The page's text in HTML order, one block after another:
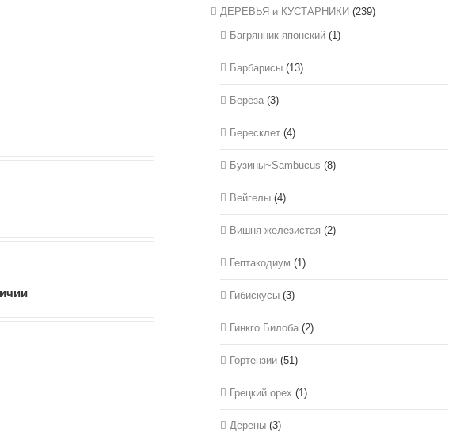
ДЕРЕВЬЯ и КУСТАРНИКИ (239)
Багрянник японский (1)
Барбарисы (13)
Берёза (3)
Бересклет (4)
Бузины~Sambucus (8)
Вейгелы (4)
Вишня железистая (2)
Гептакодиум (1)
Гибискусы (3)
Гинкго Билоба (2)
Гортензии (51)
Грецкий орех (1)
Дёрены (3)